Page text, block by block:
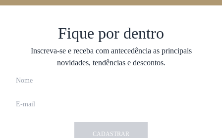
Fique por dentro
Inscreva-se e receba com antecedência as principais
novidades, tendências e descontos.
CADASTRAR